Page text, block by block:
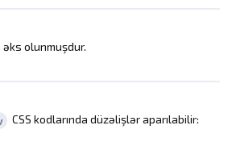
əks olunmuşdur.
CSS kodlarında düzəlişlər aparılabilir: